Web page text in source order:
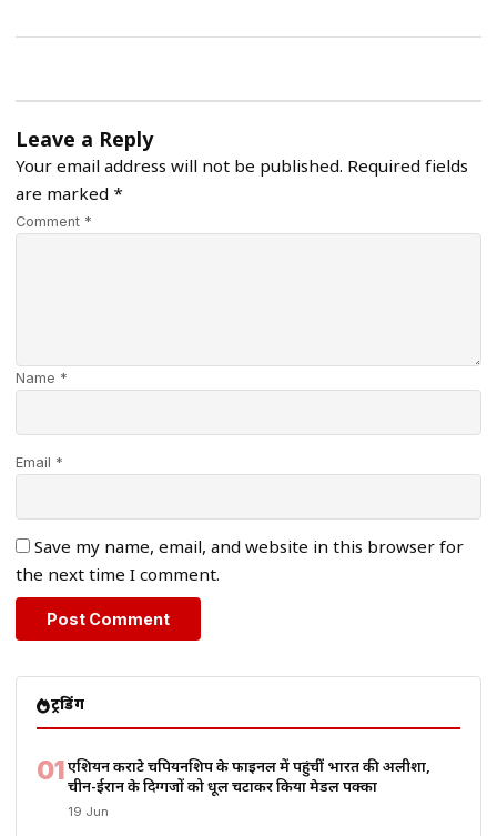
Leave a Reply
Your email address will not be published. Required fields
are marked *
Comment *
Name *
Email *
Save my name, email, and website in this browser for
the next time I comment.
ट्रेंडिंग
01एशियन कराटे चैंपियनशिप के फाइनल में पहुंचीं भारत की अलीशा,
चीन-ईरान के दिग्गजों को धूल चटाकर किया मेडल पक्का
19 Jun